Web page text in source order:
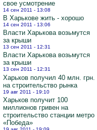
свое усмотрение
14 сен 2011 - 13:08
В Харькове жить - хорошо
14 сен 2011 - 13:06
Власти Харькова возьмутся
за крыши
13 сен 2011 - 12:31
Власти Харькова возьмутся
за крыши
13 сен 2011 - 12:31
Харьков получил 40 млн. грн.
на строительство рынка
19 авг 2011 - 19:10
Харьков получит 100
миллионов гривен на
строительство станции метро
«Победа»